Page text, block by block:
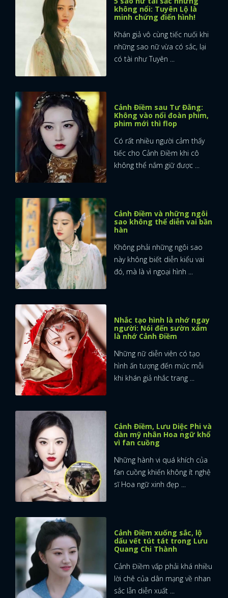
FACEBOOK GOOGLE
không nổi: Tuyên Lộ là
minh chứng điển hình!
Khán giả vô cùng tiếc nuối khi
những sao nữ vừa có sắc, lại
có tài như Tuyên ...
Cảnh Điềm sau Tư Đằng:
Không vào nổi đoàn phim,
phim mới thì flop
Có rất nhiều người cảm thấy
tiếc cho Cảnh Điềm khi cô
không thể nắm giữ được ...
Cảnh Điềm và những ngôi
sao không thể diễn vai bần
hàn
Không phải những ngôi sao
này không biết diễn kiểu vai
đó, mà là vì ngoại hình ...
Nhắc tạo hình là nhớ ngay
người: Nói đến sườn xám
là nhớ Cảnh Điềm
Những nữ diễn viên có tạo
hình ấn tượng đến mức mỗi
khi khán giả nhắc trang ...
Cảnh Điềm, Lưu Diệc Phi và
dàn mỹ nhân Hoa ngữ khổ
vì fan cuồng
Những hành vi quá khích của
fan cuồng khiến không ít nghệ
sĩ Hoa ngữ xinh đẹp ...
Cảnh Điềm xuống sắc, lộ
dấu vết tút tát trong Lưu
Quang Chi Thành
Cảnh Điềm vấp phải khá nhiều
lời chê của dân mạng về nhan
sắc lẫn diễn xuất ...